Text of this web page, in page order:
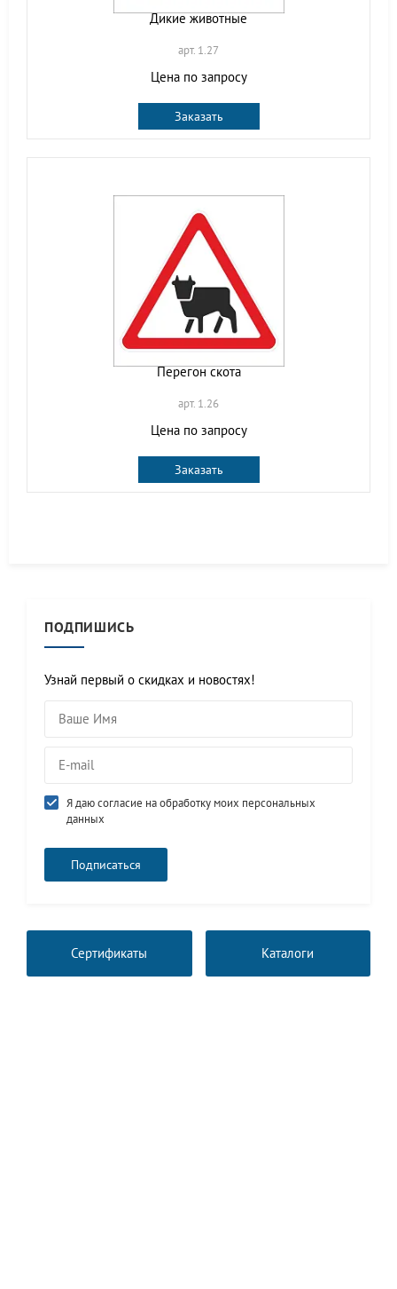
ПОДПИШИСЬ
Узнай первый о скидках и новостях!
Я даю согласие на обработку моих персональных
данных
Сертификаты Каталоги
Дикие животные
арт. 1.27
Цена по запросу
Заказать
Перегон скота
арт. 1.26
Цена по запросу
Заказать